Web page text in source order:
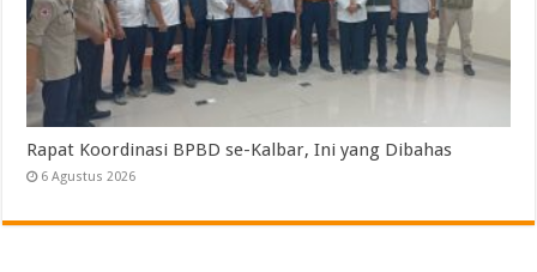
Rapat Koordinasi BPBD se-Kalbar, Ini yang Dibahas
6 Agustus 2026